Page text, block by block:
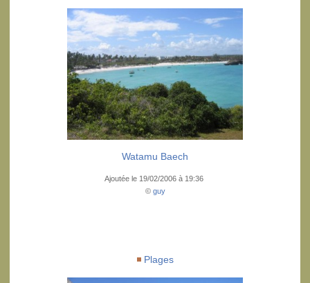
Watamu Baech
Ajoutée le 19/02/2006 à 19:36
© guy
Plages